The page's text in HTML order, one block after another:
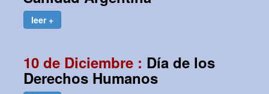
leer +
10 de Diciembre : Día de los
Derechos Humanos